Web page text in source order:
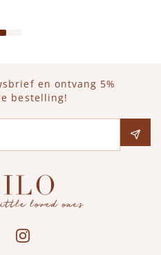
en ontvang 5%
bestelling!
Facebook
Bekijk onze Instagram pagina